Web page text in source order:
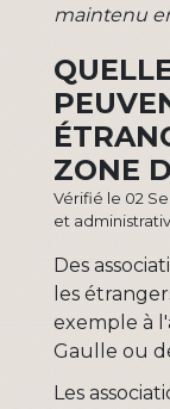
maintenu
ZONE
Vérifié le 02
et
Des
les
exemple à
Gaulle ou
Les